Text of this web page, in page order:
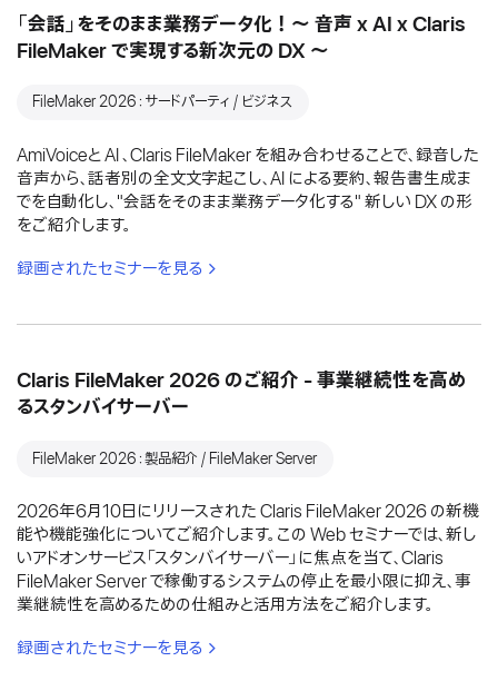
「会話」をそのまま業務データ化！〜 音声 x AI x Claris
FileMaker で実現する新次元の DX 〜
FileMaker 2026：サードパーティ / ビジネス
AmiVoiceと AI 、Claris FileMaker を組み合わせることで、録音した
音声から、話者別の全文文字起こし、AI による要約、報告書生成ま
でを自動化し、"会話をそのまま業務データ化する" 新しい DX の形
をご紹介します。
録画されたセミナーを見る
Claris FileMaker 2026 のご紹介 - 事業継続性を高め
るスタンバイサーバー
FileMaker 2026：製品紹介 / FileMaker Server
2026年6月10日にリリースされた Claris FileMaker 2026 の新機
能や機能強化についてご紹介します。この Web セミナーでは、新し
いアドオンサービス「スタンバイサーバー」に焦点を当て、Claris
FileMaker Server で稼働するシステムの停止を最小限に抑え、事
業継続性を高めるための仕組みと活用方法をご紹介します。
録画されたセミナーを見る